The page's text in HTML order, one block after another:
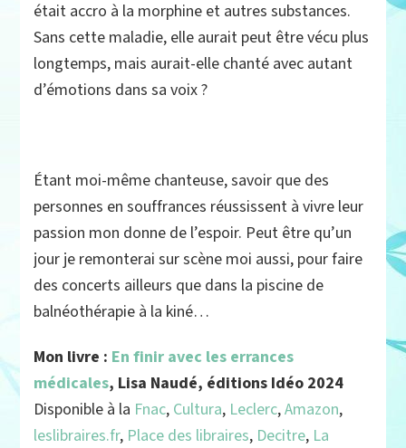
était accro à la morphine et autres substances.
Sans cette maladie, elle aurait peut être vécu plus
longtemps, mais aurait-elle chanté avec autant
d’émotions dans sa voix ?
Étant moi-même chanteuse, savoir que des
personnes en souffrances réussissent à vivre leur
passion mon donne de l’espoir. Peut être qu’un
jour je remonterai sur scène moi aussi, pour faire
des concerts ailleurs que dans la piscine de
balnéothérapie à la kiné…
Mon livre : En finir avec les errances
médicales, Lisa Naudé, éditions Idéo 2024
Disponible à la Fnac, Cultura, Leclerc,Amazon,
leslibraires.fr, Place des libraires, Decitre, La